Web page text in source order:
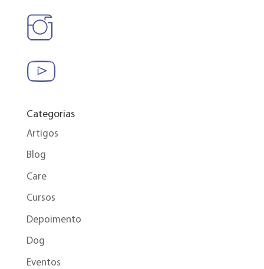
Categorias
Artigos
Blog
Care
Cursos
Depoimento
Dog
Eventos